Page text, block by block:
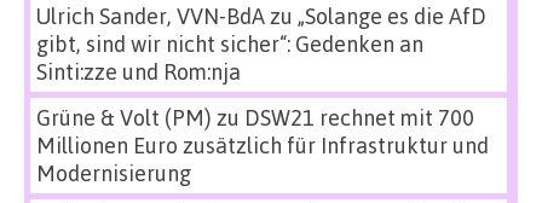
Ulrich Sander, VVN-BdAzu „Solange es die AfD
gibt, sind wir nicht sicher“: Gedenken an
Sinti:zze und Rom:nja
Grüne & Volt (PM) zu DSW21 rechnet mit 700
Millionen Euro zusätzlich für Infrastruktur und
Modernisierung